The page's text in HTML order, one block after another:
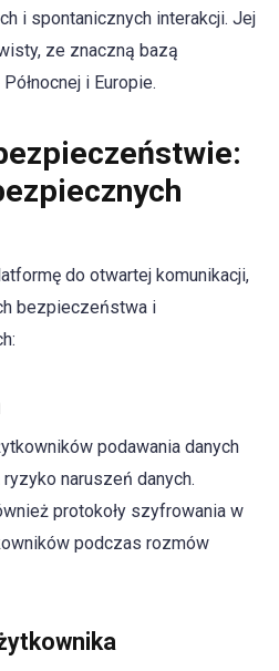
i spontanicznych interakcji. Jej
ze znaczną bazą
i Europie.
do otwartej komunikacji,
bezpieczeństwa i
podawania danych
naruszeń danych.
protokoły szyfrowania w
podczas rozmów